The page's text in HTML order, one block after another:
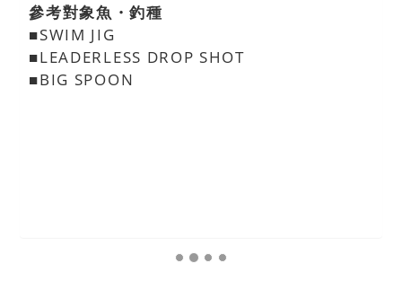
參考對象魚・釣種
■SWIM JIG
■LEADERLESS DROP SHOT
■BIG SPOON